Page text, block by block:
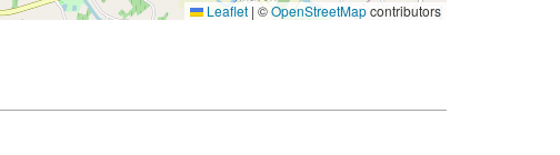
Leaflet | ©OpenStreetMapcontributors